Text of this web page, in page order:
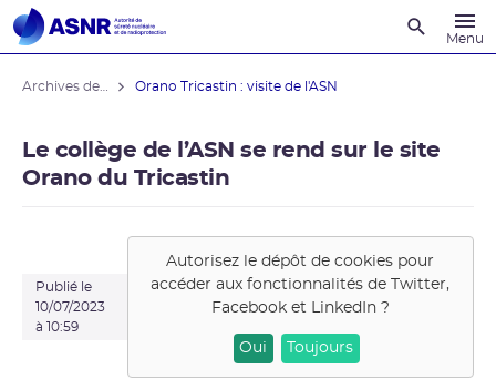
Menu
Orano Tricastin : visite de l'ASN
Le collège de l’ASN se rend sur le site
Orano du Tricastin
Publié le
10/07/2023
à 10:59
Autorisez le dépôt de cookies pour
accéder aux fonctionnalités deTwitter,
Facebook et LinkedIn?
Oui Toujours